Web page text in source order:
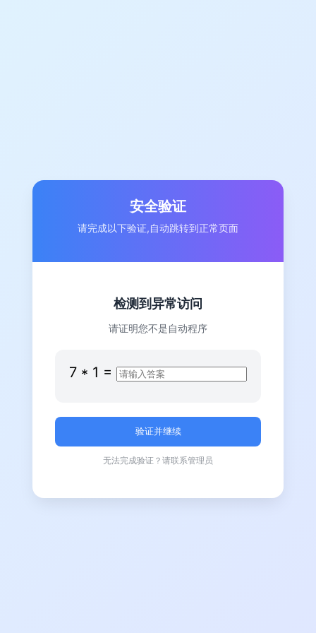
安全验证
请完成以下验证,自动跳转到正常页面
检测到异常访问
请证明您不是自动程序
7 * 1 =
无法完成验证？请联系管理员